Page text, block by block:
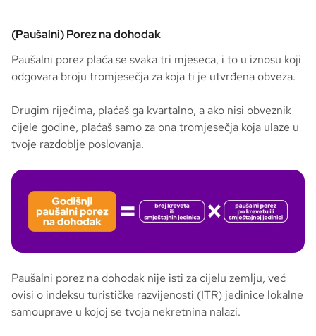
(Paušalni) Porez na dohodak
Paušalni porez plaća se svaka tri mjeseca, i to u iznosu koji
odgovara broju tromjesečja za koja ti je utvrđena obveza.
Drugim riječima, plaćaš ga kvartalno, a ako nisi obveznik
cijele godine, plaćaš samo za ona tromjesečja koja ulaze u
tvoje razdoblje poslovanja.
Paušalni porez na dohodak nije isti za cijelu zemlju, već
ovisi o indeksu turističke razvijenosti (ITR) jedinice lokalne
samouprave u kojoj se tvoja nekretnina nalazi.